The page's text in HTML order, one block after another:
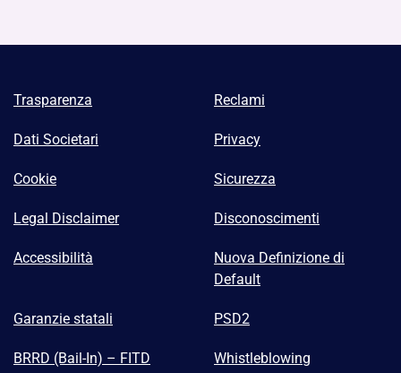
Trasparenza Reclami
Dati Societari Privacy
Cookie Sicurezza
Legal Disclaimer Disconoscimenti
Accessibilità
Nuova Definizione di
Default
Garanzie statali PSD2
BRRD (Bail-In) – FITD
Whistleblowing